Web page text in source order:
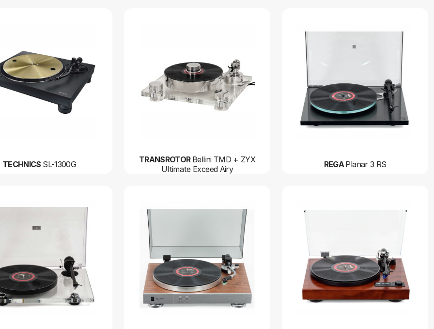
TECHNICS SL-1300G TRANSROTOR Bellini TMD + ZYX
Ultimate Exceed Airy
REGA Planar 3 RS